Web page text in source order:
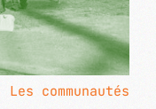
Les communautés